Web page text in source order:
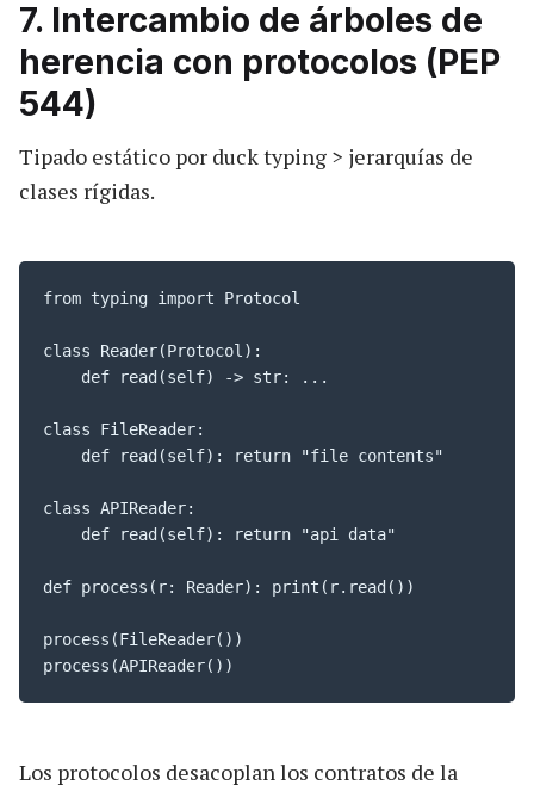
7. Intercambio de árboles de
herencia con protocolos (PEP
544)
Tipado estático por duck typing > jerarquías de
clases rígidas.
from typing import Protocol
class Reader(Protocol):
    def read(self) -> str: ...
class FileReader:
    def read(self): return "file contents"
class APIReader:
    def read(self): return "api data"
def process(r: Reader): print(r.read())
process(FileReader())
process(APIReader())
Los protocolos desacoplan los contratos de la